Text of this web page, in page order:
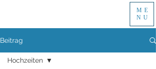
ME
NU
Beitrag
Hochzeiten